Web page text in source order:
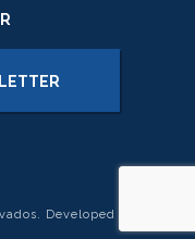
Developed by